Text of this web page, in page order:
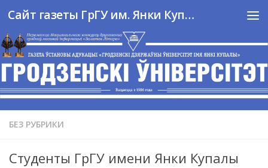
Перейти к содержимому Сайт газеты ГрГУ им. Янки Купалы
БЕЗ РУБРИКИ
Студенты ГрГУ имени Янки Купалы